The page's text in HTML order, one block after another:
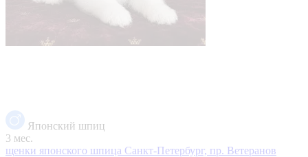
Японский шпиц
3 мес.
щенки японского шпица Санкт-Петербург, пр. Ветеранов